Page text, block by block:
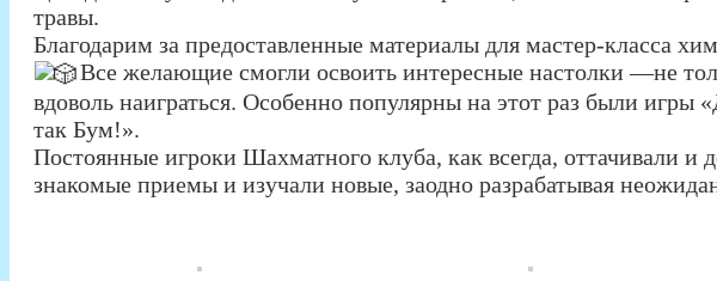
травы.
Благодарим за предоставленные материалы для мастер-класса
Все желающие смогли освоить интересные настолки —не
вдоволь наиграться. Особенно популярны на этот раз были игры
так Бум!».
Постоянные игроки Шахматного клуба, как всегда, оттачивали и
знакомые приемы и изучали новые, заодно разрабатывая